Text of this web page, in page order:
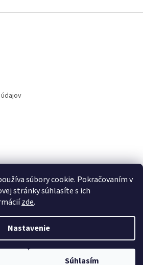
súbory cookie. Pokračovaním v
stránky súhlasíte s ich
zde.
Nastavenie
Súhlasím
pre firmy a podnikateľov (B2B).
u
Vytvoril Shoptet
. Všetky práva vyhradené.